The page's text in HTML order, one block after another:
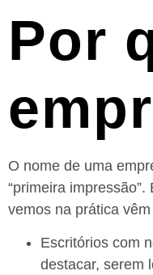
Por
O nome de uma
“primeira
vemos na prática
Escritórios com
destacar, serem